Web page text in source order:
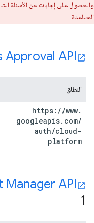
والحصول على إجابات عن الأسئلة
المساعدة.
Approval API
النطاق
https: //www.
googleapis. com/
auth/cloud-
platform
API
1